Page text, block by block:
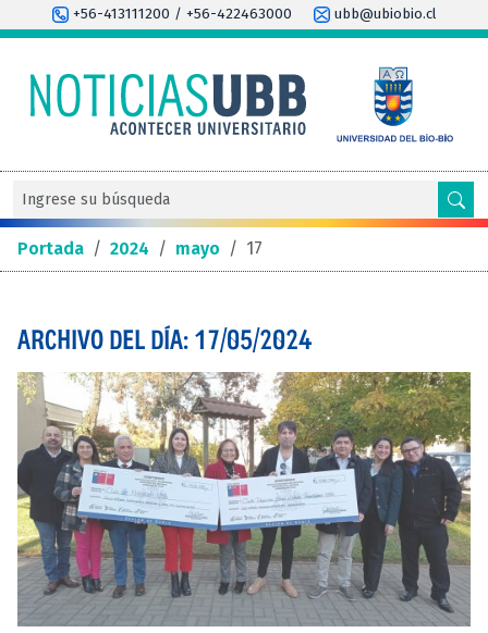
+56-413111200 / +56-422463000 ubb@ubiobio.cl
Portada / 2024 / mayo / 17
ARCHIVO DEL DÍA: 17/05/2024